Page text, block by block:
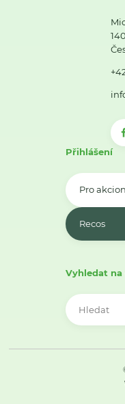
Přihlášení
Pro
Recos
Vyhledat na